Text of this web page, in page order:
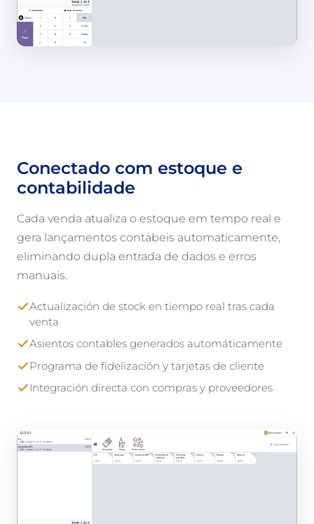
Conectado com estoque e
contabilidade
Cada venda atualiza o estoque em tempo real e
gera lançamentos contábeis automaticamente,
eliminando dupla entrada de dados e erros
manuais.
Actualización de stock en tiempo real tras cada
venta
Asientos contables generados automáticamente
Programa de fidelización y tarjetas de cliente
Integración directa con compras y proveedores